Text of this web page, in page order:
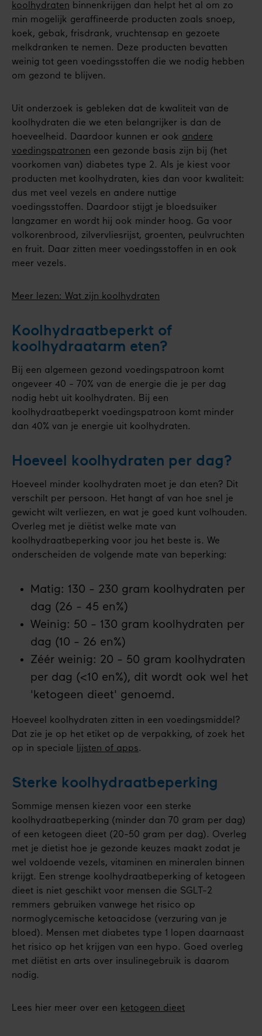
koolhydraten binnenkrijgen dan helpt het al om zo
min mogelijk geraffineerde producten zoals snoep,
koek, gebak, frisdrank, vruchtensap en gezoete
melkdranken te nemen. Deze producten bevatten
weinig tot geen voedingsstoffen die we nodig hebben
om gezond te blijven.
Uit onderzoek is gebleken dat de kwaliteit van de
koolhydraten die we eten belangrijker is dan de
hoeveelheid. Daardoor kunnen er ook andere
voedingspatronen een gezonde basis zijn bij (het
voorkomen van) diabetes type 2. Als je kiest voor
producten met koolhydraten, kies dan voor kwaliteit:
dus met veel vezels en andere nuttige
voedingsstoffen. Daardoor stijgt je bloedsuiker
langzamer en wordt hij ook minder hoog. Ga voor
volkorenbrood, zilvervliesrijst, groenten, peulvruchten
en fruit. Daar zitten meer voedingsstoffen in en ook
meer vezels.
Meer lezen: Wat zijn koolhydraten
Koolhydraatbeperkt of
koolhydraatarm eten?
Bij een algemeen gezond voedingspatroon komt
ongeveer 40 - 70% van de energie die je per dag
nodig hebt uit koolhydraten. Bij een
koolhydraatbeperkt voedingspatroon komt minder
dan 40% van je energie uit koolhydraten.
Hoeveel koolhydraten per dag?
Hoeveel minder koolhydraten moet je dan eten? Dit
verschilt per persoon. Het hangt af van hoe snel je
gewicht wilt verliezen, en wat je goed kunt volhouden.
Overleg met je diëtist welke mate van
koolhydraatbeperking voor jou het beste is. We
onderscheiden de volgende mate van beperking:
Matig: 130 - 230 gram koolhydraten per
dag (26 - 45 en%)
Weinig: 50 - 130 gram koolhydraten per
dag (10 - 26 en%)
Zéér weinig: 20 - 50 gram koolhydraten
per dag (<10 en%), dit wordt ook wel het
'ketogeen dieet' genoemd.
Hoeveel koolhydraten zitten in een voedingsmiddel?
Dat zie je op het etiket op de verpakking, of zoek het
op in speciale
lijsten of apps.
Sterke koolhydraatbeperking
Sommige mensen kiezen voor een sterke
koolhydraatbeperking (minder dan 70 gram per dag)
of een ketogeen dieet (20-50 gram per dag). Overleg
met je dietist hoe je gezonde keuzes maakt zodat je
wel voldoende vezels, vitaminen en mineralen binnen
krijgt. Een strenge koolhydraatbeperking of ketogeen
dieet is niet geschikt voor mensen die SGLT-2
remmers gebruiken vanwege het risico op
normoglycemische ketoacidose (verzuring van je
bloed). Mensen met diabetes type 1 lopen daarnaast
het risico op het krijgen van een hypo. Goed overleg
met diëtist en arts over insulinegebruik is daarom
nodig.
Lees hier meer over een ketogeen dieet